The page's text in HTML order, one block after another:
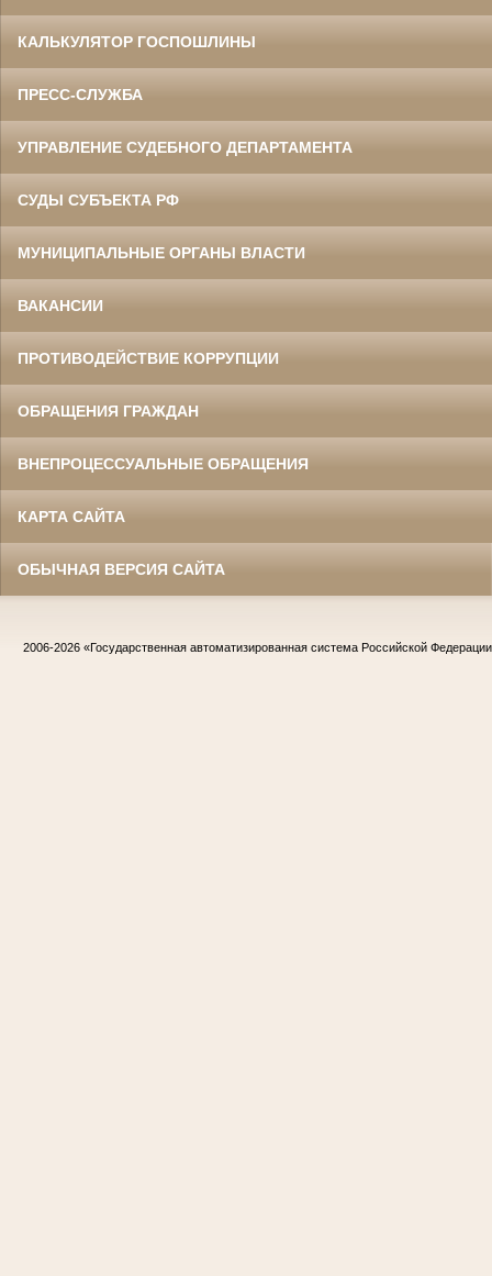
КАЛЬКУЛЯТОР ГОСПОШЛИНЫ
ПРЕСС-СЛУЖБА
УПРАВЛЕНИЕ СУДЕБНОГО ДЕПАРТАМЕНТА
СУДЫ СУБЪЕКТА РФ
МУНИЦИПАЛЬНЫЕ ОРГАНЫ ВЛАСТИ
ВАКАНСИИ
ПРОТИВОДЕЙСТВИЕ КОРРУПЦИИ
ОБРАЩЕНИЯ ГРАЖДАН
ВНЕПРОЦЕССУАЛЬНЫЕ ОБРАЩЕНИЯ
КАРТА САЙТА
ОБЫЧНАЯ ВЕРСИЯ САЙТА
2006-2026 «Государственная автоматизированная система Российской